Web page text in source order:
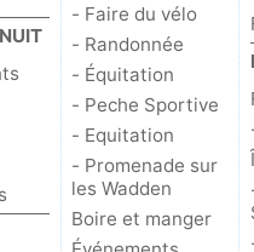
- Faire du vélo
- Randonnée
- Équitation
- Peche Sportive
- Equitation
- Promenade sur
les Wadden
Boire et manger